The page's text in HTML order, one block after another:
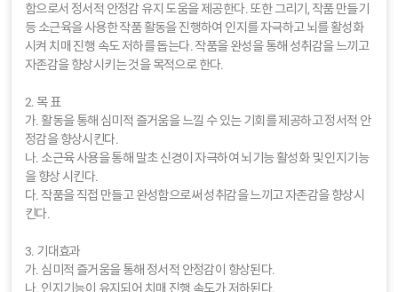
함으로서 정서적 안정감 유지 도움을 제공한다. 또한 그리기, 작품 만들기
등 소근육을 사용한 작품 활동을 진행하여 인지를 자극하고 뇌를 활성화
시켜 치매 진행 속도 저하를 돕는다. 작품을 완성을 통해 성취감을 느끼고
자존감을 향상시키는 것을 목적으로 한다.
2. 목 표
가. 활동을 통해 심미적 즐거움을 느낄 수 있는 기회를 제공하고 정서적 안
정감을 향상시킨다.
나. 소근육 사용을 통해 말초 신경이 자극하여 뇌기능 활성화 및 인지기능
을 향상 시킨다.
다. 작품을 직접 만들고 완성함으로써 성취감을 느끼고 자존감을 향상시
킨다.
3. 기대효과
가. 심미적 즐거움을 통해 정서적 안정감이 향상된다.
나. 인지기능이 유지되어 치매 진행 속도가 저하된다.